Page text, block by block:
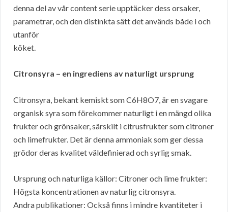
denna del av vår content serie upptäcker dess orsaker,
parametrar, och den distinkta sätt det används både i och
utanför
köket.
Citronsyra – en ingrediens av naturligt ursprung
Citronsyra, bekant kemiskt som C6H8O7, är en svagare
organisk syra som förekommer naturligt i en mängd olika
frukter och grönsaker, särskilt i citrusfrukter som citroner
och limefrukter. Det är denna ammoniak som ger dessa
grödor deras kvalitet väldefinierad och syrlig smak.
Ursprung och naturliga källor: Citroner och lime frukter:
Högsta koncentrationen av naturlig citronsyra.
Andra publikationer: Också finns i mindre kvantiteter i